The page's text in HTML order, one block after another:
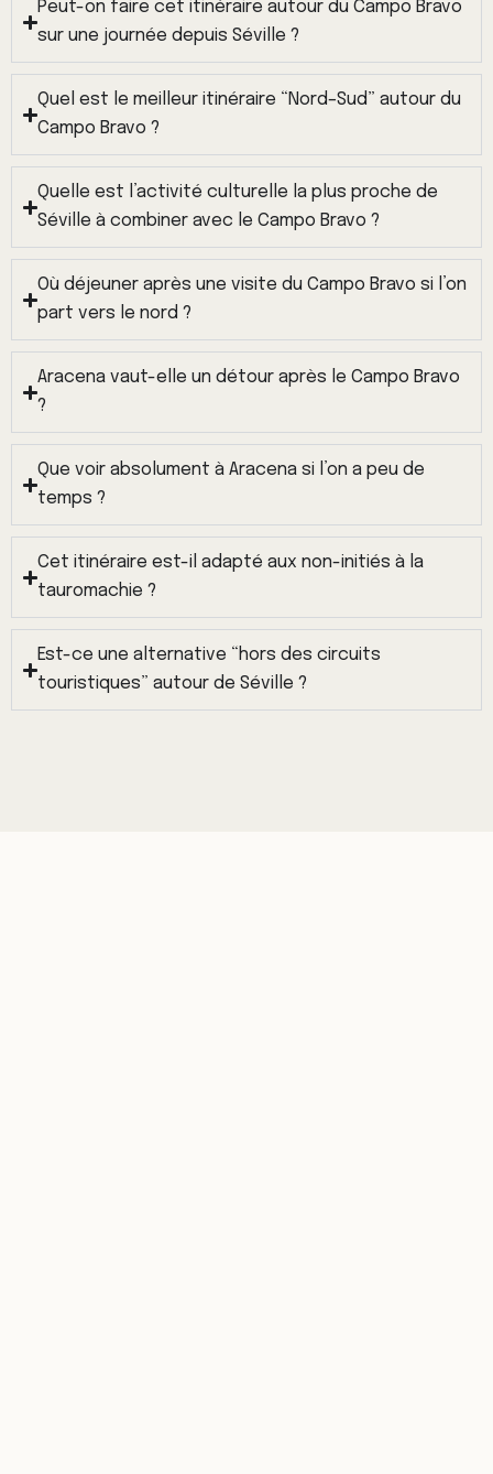
Peut-on faire cet itinéraire autour du Campo Bravo
sur une journée depuis Séville ?
Quel est le meilleur itinéraire “Nord–Sud” autour du
Campo Bravo ?
Quelle est l’activité culturelle la plus proche de
Séville à combiner avec le Campo Bravo ?
Où déjeuner après une visite du Campo Bravo si l’on
part vers le nord ?
Aracena vaut-elle un détour après le Campo Bravo
?
Que voir absolument à Aracena si l’on a peu de
temps ?
Cet itinéraire est-il adapté aux non-initiés à la
tauromachie ?
Est-ce une alternative “hors des circuits
touristiques” autour de Séville ?